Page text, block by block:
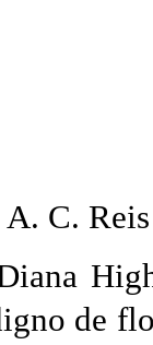
A. C. Reis
de